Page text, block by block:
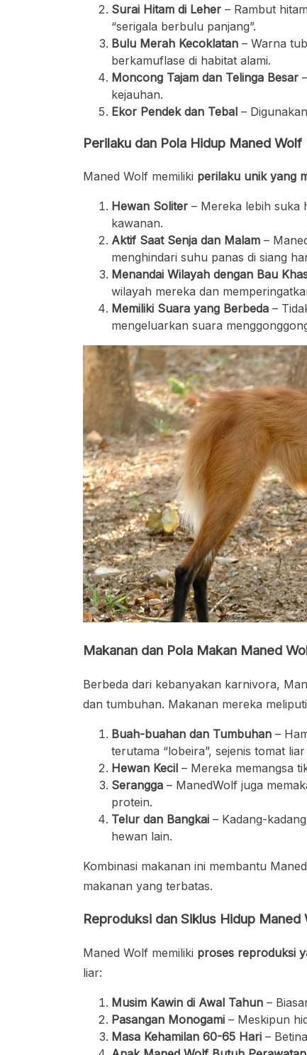
Surai Hitam di Leher – Rambut
“serigala berbulu panjang”.
Bulu Merah Kecoklatan – Warna
berkamuflase di habitat alami.
Moncong Tajam dan Telinga Besar
kejauhan.
Ekor Pendek dan Tebal –
Perilaku dan Pola Hidup Maned Wolf
Maned Wolf memiliki perilaku unik yang
Hewan Soliter – Mereka lebih suka
kawanan.
Aktif Saat Senja dan Malam –
menghindari suhu panas di siang
Menandai Wilayah dengan Bau
wilayah mereka dan
Memiliki Suara yang Berbeda –
mengeluarkan suara
Makanan dan Pola Makan Maned
Berbeda dari kebanyakan karnivora,
dan tumbuhan. Makanan mereka
Buah-buahan dan Tumbuhan –
terutama “lobeira”, sejenis tomat
Hewan Kecil – Mereka memangsa
Serangga – ManedWolf juga
protein.
Telur dan Bangkai – Kadang-
hewan lain.
Kombinasi makanan ini membantu
makanan yang terbatas.
Reproduksi dan Siklus Hidup Maned
Maned Wolf memiliki proses reproduksi
liar:
Musim Kawin di Awal Tahun –
Pasangan Monogami – Meskipun
Masa Kehamilan 60-65 Hari –